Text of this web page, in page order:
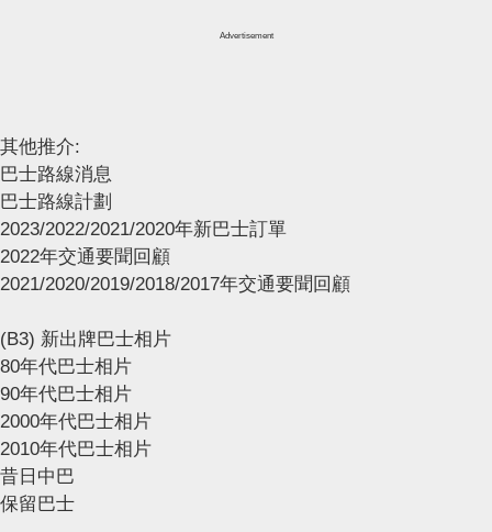
Advertisement
其他推介:
巴士路線消息
巴士路線計劃
2023/2022/2021/2020年新巴士訂單
2022年交通要聞回顧
2021/2020/2019/2018/2017年交通要聞回顧
(B3) 新出牌巴士相片
80年代巴士相片
90年代巴士相片
2000年代巴士相片
2010年代巴士相片
昔日中巴
保留巴士